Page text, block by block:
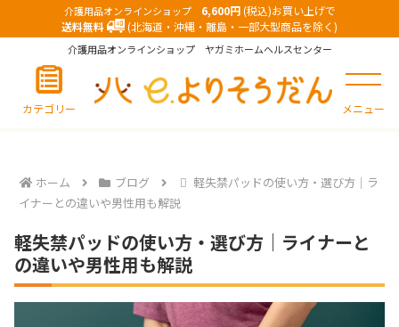
介護用品オンラインショップ 6,600円(税込)お買い上げで
送料無料
(北海道・沖縄・離島・一部大型商品を除く)
介護用品オンラインショップ ヤガミホームヘルスセンター
カテゴリー メニュー
ホーム ブログ
軽失禁パッドの使い方・選び方｜ラ
イナーとの違いや男性用も解説
軽失禁パッドの使い方・選び方｜ライナーと
の違いや男性用も解説